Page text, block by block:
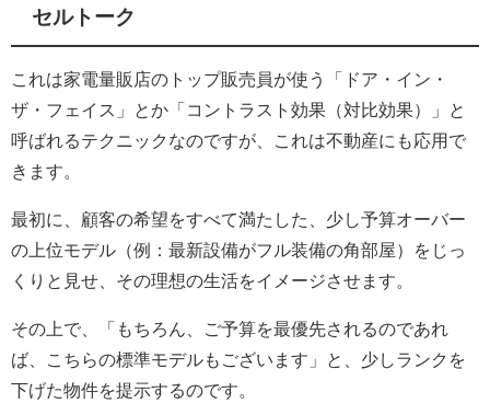
セルトーク
これは家電量販店のトップ販売員が使う「ドア・イン・
ザ・フェイス」とか「コントラスト効果（対比効果）」と
呼ばれるテクニックなのですが、これは不動産にも応用で
きます。
最初に、顧客の希望をすべて満たした、少し予算オーバー
の上位モデル（例：最新設備がフル装備の角部屋）をじっ
くりと見せ、その理想の生活をイメージさせます。
その上で、「もちろん、ご予算を最優先されるのであれ
ば、こちらの標準モデルもございます」と、少しランクを
下げた物件を提示するのです。